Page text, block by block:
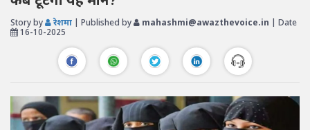
Story by रेशमा | Published by mahashmi@awazthevoice.in | Date
16-10-2025